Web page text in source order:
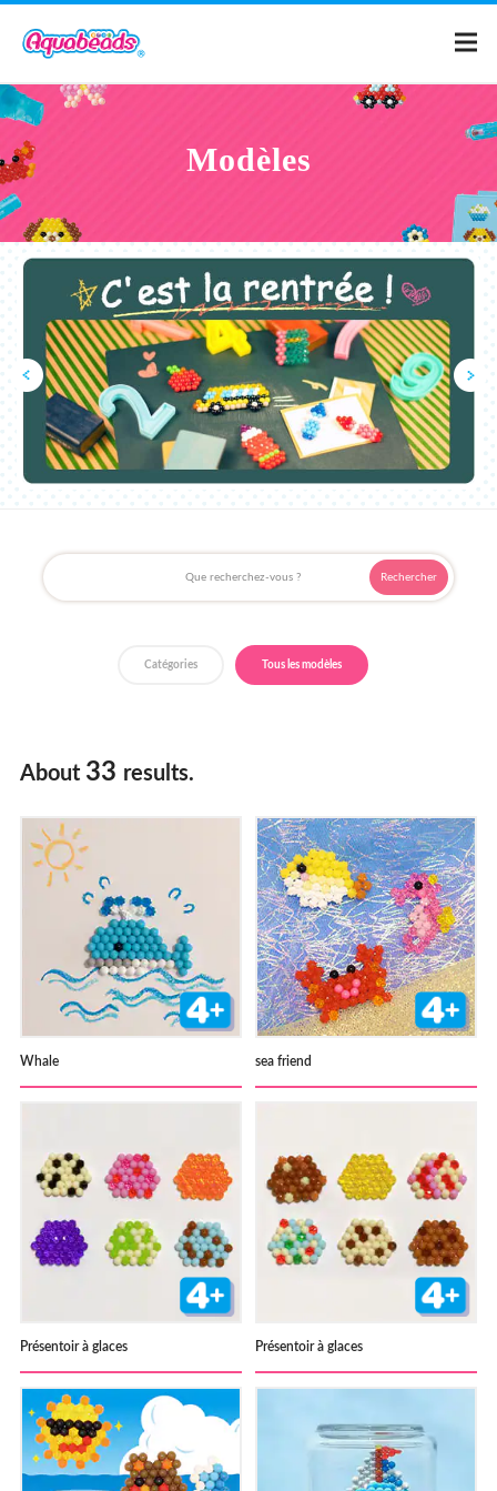
Qu'est-ce qu'Aquabeads ?
Vidéos
Pour les parents
Modèles
Catégories Tous les modèles
About 33 results.
Whale sea friend
Présentoir à glaces Présentoir à glaces